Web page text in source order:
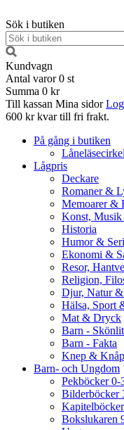
Sök i butiken
Kundvagn
Antal varor 0 st
Summa 0 kr
Till kassan Mina sidor
600 kr kvar till fri frakt.
På gång i butiken
Lågpris
Deckare
Romaner &
Memoarer &
Konst,
Historia
Humor &
Ekonomi &
Resor,
Religion,
Djur, Natur &
Hälsa, Sport
Mat & Dryck
Barn -
Barn - Fakta
Knep & Knåp
Barn- och Ungdom
Pekböcker 0-
Bilderböcker
Bokslukaren